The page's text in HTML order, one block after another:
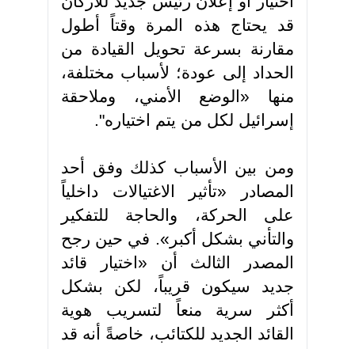
قد يحتاج هذه المرة وقتاً أطول
مقارنة بسرعة تحويل القيادة من
الحداد إلى عودة؛ لأسباب مختلفة،
منها «الوضع الأمني، وملاحقة
إسرائيل لكل من يتم اختياره".
ومن بين الأسباب كذلك وفق أحد
المصادر «تأثير الاغتيالات داخلياً
على الحركة، والحاجة للتفكير
والتأني بشكل أكبر». في حين رجح
المصدر الثالث أن «اختيار قائد
جديد سيكون قريباً، لكن بشكل
أكثر سرية منعاً لتسريب هوية
القائد الجديد للكتائب، خاصةً أنه قد